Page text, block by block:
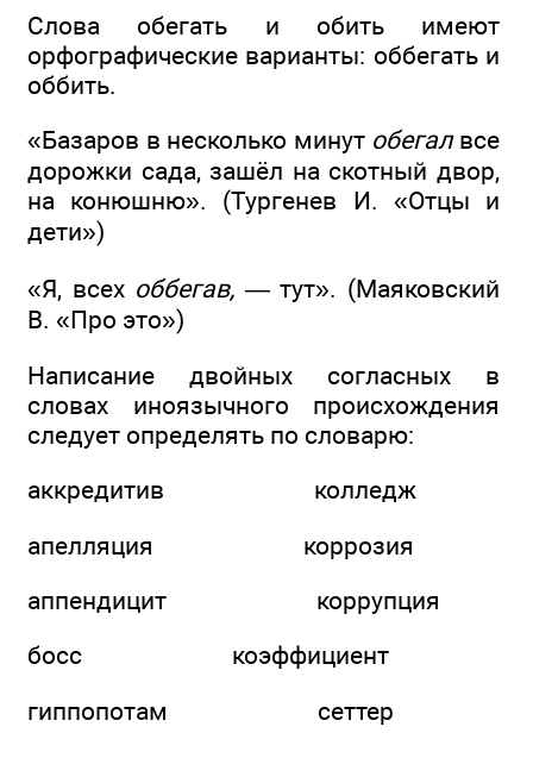
Слова обегать и обить имеют
орфографические варианты: оббегать и
оббить.
«Базаров в несколько минут обегалвсе
дорожки сада, зашёл на скотный двор,
на конюшню». (Тургенев И. «Отцы и
дети»)
«Я, всех оббегав, — тут». (Маяковский
В. «Про это»)
Написание двойных согласных в
словах иноязычного происхождения
следует определять по словарю:
аккредитив колледж
апелляция коррозия
аппендицит коррупция
босс коэффициент
гиппопотам сеттер